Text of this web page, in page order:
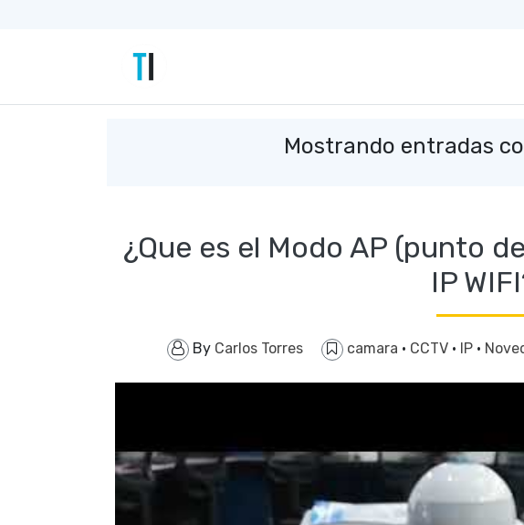
Mostrando entradas
¿Que es el Modo AP (punto
IP
By Carlos Torres camara · CCTV · IP ·